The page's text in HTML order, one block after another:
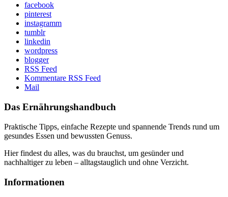
facebook
pinterest
instagramm
tumblr
linkedin
wordpress
blogger
RSS Feed
Kommentare RSS Feed
Mail
Das Ernährungshandbuch
Praktische Tipps, einfache Rezepte und spannende Trends rund um
gesundes Essen und bewussten Genuss.
Hier findest du alles, was du brauchst, um gesünder und
nachhaltiger zu leben – alltagstauglich und ohne Verzicht.
Informationen